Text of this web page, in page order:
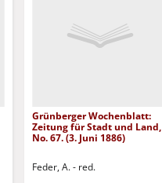
Grünberger Wochenblatt:
Zeitung für Stadt und Land,
No. 67. (3. Juni 1886)
Feder, A. - red.